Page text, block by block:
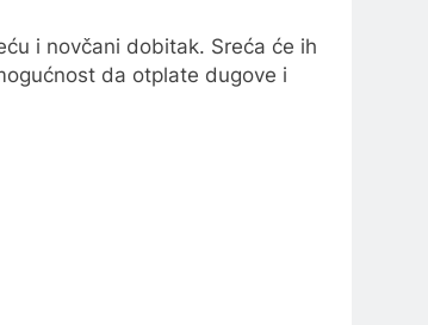
i novčani dobitak. Sreća će ih
da otplate dugove i